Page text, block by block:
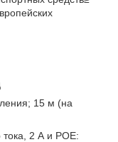
15 м (на
2 А и POE: